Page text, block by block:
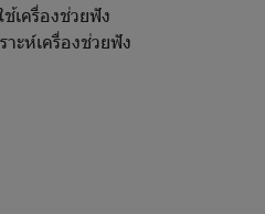
เครื่องช่วยฟัง
ะห์เครื่องช่วยฟัง